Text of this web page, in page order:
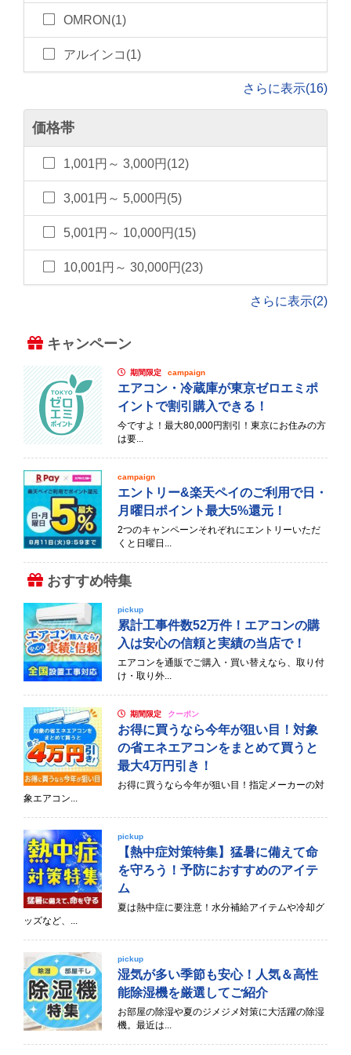
OMRON(1)
アルインコ(1)
さらに表示(16)
価格帯
1,001円～ 3,000円(12)
3,001円～ 5,000円(5)
5,001円～ 10,000円(15)
10,001円～ 30,000円(23)
さらに表示(2)
キャンペーン
期間限定 campaign
エアコン・冷蔵庫が東京ゼロエミポ
イントで割引購入できる！
今ですよ！最大80,000円割引！東京にお住みの方
は要...
campaign
エントリー&楽天ペイのご利用で日・
月曜日ポイント最大5%還元！
2つのキャンペーンそれぞれにエントリーいただ
くと日曜日...
おすすめ特集
pickup
累計工事件数52万件！エアコンの購
入は安心の信頼と実績の当店で！
エアコンを通販でご購入・買い替えなら、取り付
け・取り外...
期間限定 クーポン
お得に買うなら今年が狙い目！対象
の省エネエアコンをまとめて買うと
最大4万円引き！
お得に買うなら今年が狙い目！指定メーカーの対
象エアコン...
pickup
【熱中症対策特集】猛暑に備えて命
を守ろう！予防におすすめのアイテ
ム
夏は熱中症に要注意！水分補給アイテムや冷却グ
ッズなど、...
pickup
湿気が多い季節も安心！人気＆高性
能除湿機を厳選してご紹介
お部屋の除湿や夏のジメジメ対策に大活躍の除湿
機。最近は...